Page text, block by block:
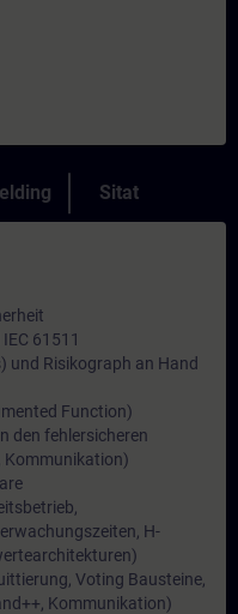
Sitat
61511
und Risikograph an Hand
Function)
den fehlersicheren
Kommunikation)
H-
Voting Bausteine,
Kommunikation)